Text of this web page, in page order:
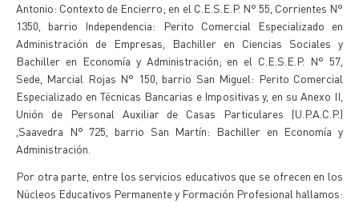
Antonio: Contexto de Encierro; en el C.E.S.E.P. N° 55, Corrientes N°
1350, barrio Independencia: Perito Comercial Especializado en
Administración de Empresas, Bachiller en Ciencias Sociales y
Bachiller en Economía y Administración; en el C.E.S.E.P. N° 57,
Sede, Marcial Rojas N° 150, barrio San Miguel: Perito Comercial
Especializado en Técnicas Bancarias e Impositivas y, en su Anexo II,
Unión de Personal Auxiliar de Casas Particulares (U.P.A.C.P.)
,Saavedra N° 725, barrio San Martín: Bachiller en Economía y
Administración.
Por otra parte, entre los servicios educativos que se ofrecen en los
Núcleos Educativos Permanente y Formación Profesional hallamos: